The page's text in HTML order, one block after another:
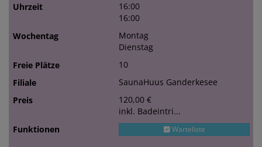
16:00
16:00
Montag
Dienstag
10
SaunaHuus Ganderkesee
120,00 €
inkl. Badeintri...
Warteliste